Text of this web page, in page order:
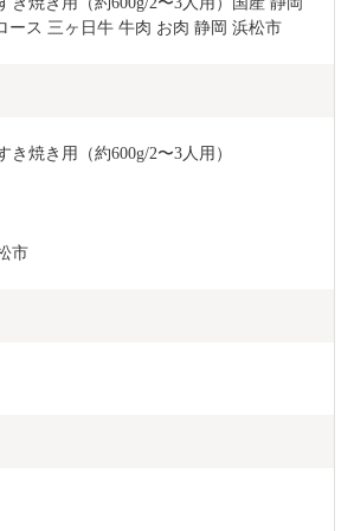
ース 三ヶ日牛 牛肉 お肉 静岡 浜松市
き焼き用（約600g/2〜3人用）
市